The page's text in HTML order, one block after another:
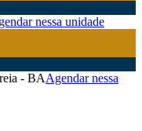
nessa unidade
- BAAgendar nessa